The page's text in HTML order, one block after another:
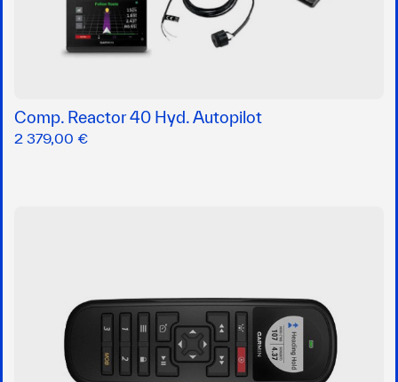
Comp. Reactor 40 Hyd. Autopilot
2 379,00 €